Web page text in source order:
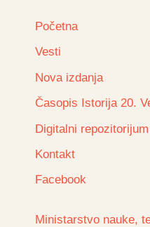
Početna
Vesti
Nova izdanja
Časopis Istorija 20.
Digitalni repozitorijum
Kontakt
Facebook
Ministarstvo nauke,